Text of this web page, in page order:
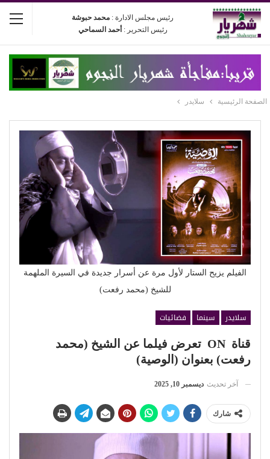
رئيس مجلس الادارة : محمد حبوشة
رئيس التحرير : أحمد السماحي
الصفحة الرئيسية سلايدر
الفيلم يزيح الستار لأول مرة عن أسرار جديدة في السيرة الملهمة
للشيخ (محمد رفعت)
سلايدر سينما
فضائيات
قناة ON تعرض فيلما عن الشيخ (محمد
رفعت) بعنوان (الوصية)
آخر تحديث ديسمبر 10, 2025
شارك